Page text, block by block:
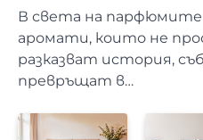
В света на
аромати, които не
разказват история,
превръщат в…